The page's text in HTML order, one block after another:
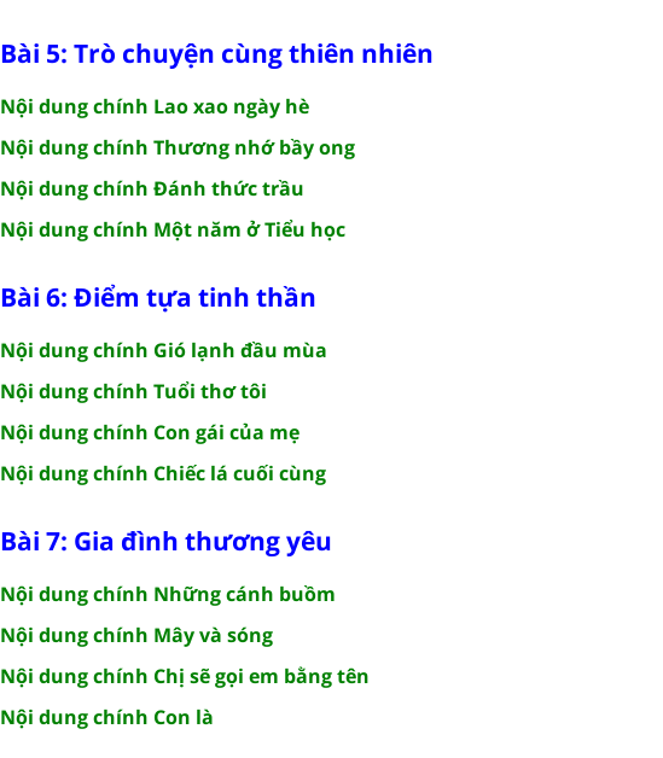
Bài 5: Trò chuyện cùng thiên nhiên
Nội dung chính Lao xao ngày hè
Nội dung chính Thương nhớ bầy ong
Nội dung chính Đánh thức trầu
Nội dung chính Một năm ở Tiểu học
Bài 6: Điểm tựa tinh thần
Nội dung chính Gió lạnh đầu mùa
Nội dung chính Tuổi thơ tôi
Nội dung chính Con gái của mẹ
Nội dung chính Chiếc lá cuối cùng
Bài 7: Gia đình thương yêu
Nội dung chính Những cánh buồm
Nội dung chính Mây và sóng
Nội dung chính Chị sẽ gọi em bằng tên
Nội dung chính Con là